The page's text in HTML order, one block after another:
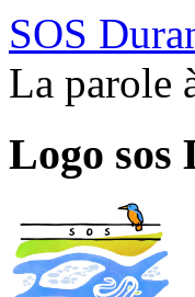
SOS
La parole
Logo sos